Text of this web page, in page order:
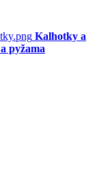
Kalhotky a
pyžama